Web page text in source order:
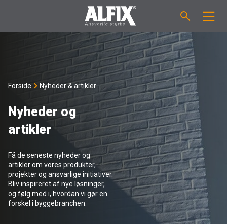
Støbemasse ”Mix”
Spartelmasse ”Mix”
Vådrumsmembraner
Fliseklæber "Fix"
Primere / Bindere
VEJLEDNINGER
FORBRUGSBEREGNER
OM ALFIX
Om Alfix
Ansvarlighed
NYHEDER & ARTIKLER
DK
Forside Nyheder & artikler
Nyheder og
artikler
Få de seneste nyheder og
artikler om vores produkter,
projekter og ansvarlige initiativer.
Bliv inspireret af nye løsninger,
og følg med i, hvordan vi gør en
forskel i byggebranchen.